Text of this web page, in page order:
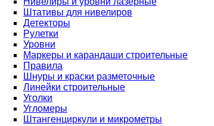
Штативы для нивелиров
Детекторы
Рулетки
Уровни
Маркеры и карандаши строительные
Правила
Шнуры и краски разметочные
Линейки строительные
Уголки
Угломеры
Штангенциркули и микрометры